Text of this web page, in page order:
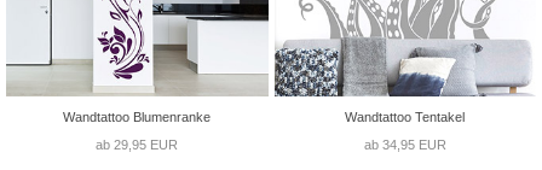
Wandtattoo Blumenranke
ab 29,95 EUR
Wandtattoo Tentakel
ab 34,95 EUR